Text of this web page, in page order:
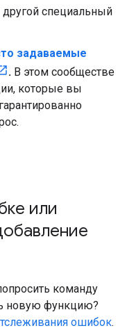
другой специальный
задаваемые
. В этом сообществе
которые вы
или
команду
новую функцию?
ошибок.